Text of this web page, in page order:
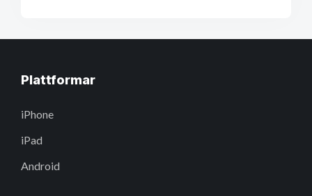
Plattformar
iPhone
iPad
Android